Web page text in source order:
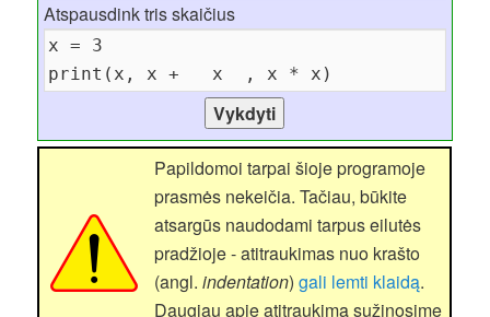
Atspausdink tris skaičius
Papildomoi tarpai šioje programoje
prasmės nekeičia. Tačiau, būkite
atsargūs naudodami tarpus eilutės
pradžioje - atitraukimas nuo krašto
(angl.indentation)gali lemti klaidą.
Daugiau apie atitraukimą sužinosime